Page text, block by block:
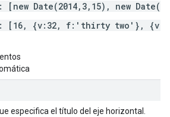
Date(2014,3,15), new
[16, {v:32, f:'thirty two'},
especifica el título del eje horizontal.